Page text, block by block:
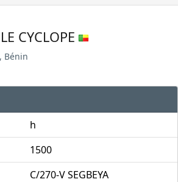
CYCLOPE
Bénin
h
1500
C/270-V SEGBEYA